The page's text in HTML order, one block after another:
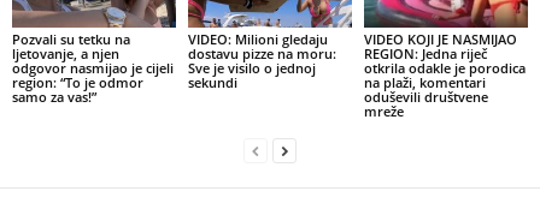
Pozvali su tetku na
ljetovanje, a njen
odgovor nasmijao je cijeli
region: “To je odmor
samo za vas!”
VIDEO: Milioni gledaju
dostavu pizze na moru:
Sve je visilo o jednoj
sekundi
VIDEO KOJI JE NASMIJAO
REGION: Jedna riječ
otkrila odakle je porodica
na plaži, komentari
oduševili društvene
mreže